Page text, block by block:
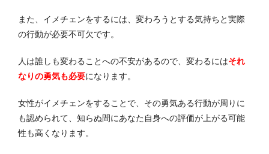
また、イメチェンをするには、変わろうとする気持ちと実際
の行動が必要不可欠です。
人は誰しも変わることへの不安があるので、変わるにはそれ
なりの勇気も必要になります。
女性がイメチェンをすることで、その勇気ある行動が周りに
も認められて、知らぬ間にあなた自身への評価が上がる可能
性も高くなります。